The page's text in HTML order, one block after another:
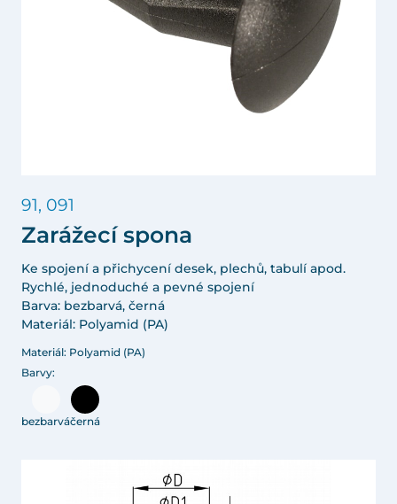
91, 091
Zarážecí spona
Ke spojení a přichycení desek, plechů, tabulí apod.
Rychlé, jednoduché a pevné spojení
Barva: bezbarvá, černá
Materiál: Polyamid (PA)
Materiál: Polyamid (PA)
Barvy:
bezbarváčerná